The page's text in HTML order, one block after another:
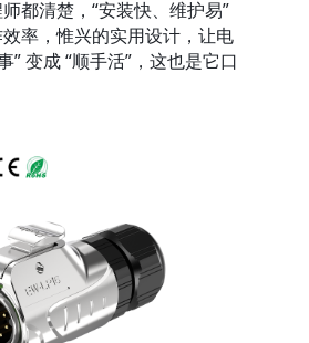
都清楚，“安装快、维护易”
率，惟兴的实用设计，让电
” 变成 “顺手活”，这也是它口